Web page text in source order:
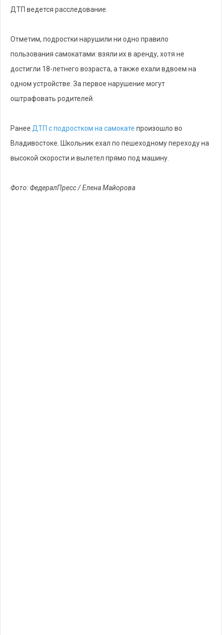
ДТП ведется расследование.
Отметим, подростки нарушили ни одно правило
пользования самокатами: взяли их в аренду, хотя не
достигли 18-летнего возраста, а также ехали вдвоем на
одном устройстве. За первое нарушение могут
оштрафовать родителей.
Ранее ДТП с подростком на самокате произошло во
Владивостоке. Школьник ехал по пешеходному переходу на
высокой скорости и вылетел прямо под машину.
Фото: ФедералПресс / Елена Майорова